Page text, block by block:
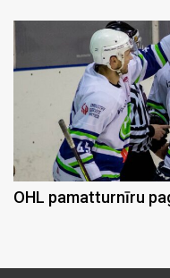
OHL pamatturnīru